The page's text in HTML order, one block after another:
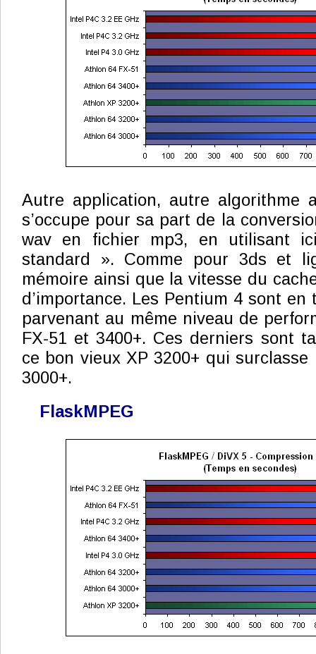
Autre application, autre algorithme
s’occupe pour sa part de la
wav en fichier mp3, en utilisant
standard ». Comme pour 3ds et
mémoire ainsi que la vitesse du
d’importance. Les Pentium 4 sont en
parvenant au même niveau de
FX-51 et 3400+. Ces derniers sont
ce bon vieux XP 3200+ qui surclasse
3000+.
FlaskMPEG